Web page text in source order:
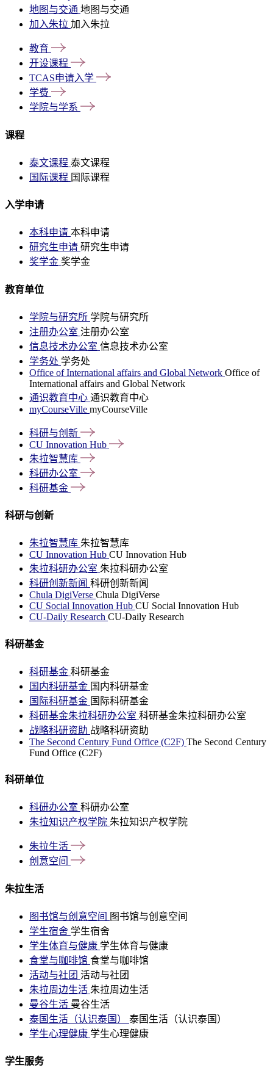
地图与交通 地图与交通
加入朱拉 加入朱拉
教育
开设课程
TCAS申请入学
学费
学院与学系
课程
泰文课程 泰文课程
国际课程 国际课程
入学申请
本科申请 本科申请
研究生申请 研究生申请
奖学金 奖学金
教育单位
学院与研究所 学院与研究所
注册办公室 注册办公室
信息技术办公室 信息技术办公室
学务处 学务处
Office of International affairs and Global Network Office of
International affairs and Global Network
通识教育中心 通识教育中心
myCourseVille myCourseVille
科研与创新
CU Innovation Hub
朱拉智慧库
科研办公室
科研基金
科研与创新
朱拉智慧库 朱拉智慧库
CU Innovation Hub CU Innovation Hub
朱拉科研办公室 朱拉科研办公室
科研创新新闻 科研创新新闻
Chula DigiVerse Chula DigiVerse
CU Social Innovation Hub CU Social Innovation Hub
CU-Daily Research CU-Daily Research
科研基金
科研基金 科研基金
国内科研基金 国内科研基金
国际科研基金 国际科研基金
科研基金朱拉科研办公室 科研基金朱拉科研办公室
战略科研资助 战略科研资助
The Second Century Fund Office (C2F) The Second Century
Fund Office (C2F)
科研单位
科研办公室 科研办公室
朱拉知识产权学院 朱拉知识产权学院
朱拉生活
创意空间
朱拉生活
图书馆与创意空间 图书馆与创意空间
学生宿舍 学生宿舍
学生体育与健康 学生体育与健康
食堂与咖啡馆 食堂与咖啡馆
活动与社团 活动与社团
朱拉周边生活 朱拉周边生活
曼谷生活 曼谷生活
泰国生活（认识泰国） 泰国生活（认识泰国）
学生心理健康 学生心理健康
学生服务